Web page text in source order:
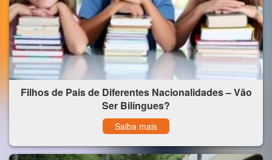
Filhos de Pais de Diferentes Nacionalidades – Vão
Ser Bilíngues?
Saiba mais